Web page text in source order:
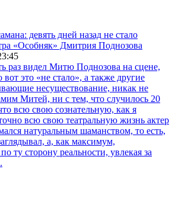
девять дней назад не стало
«Особняк» Дмитрия Поднозова
раз видел Митю Поднозова на сцене,
вот это «не стало», а также другие
несуществование, никак не
Митей, ни с тем, что случилось 20
всю свою сознательную, как я
всю свою театральную жизнь актер
натуральным шаманством, то есть,
а, как максимум,
ту сторону реальности, увлекая за